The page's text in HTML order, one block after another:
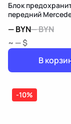
Блок
передний
—BYN—BYN
~ — $
В
-10%